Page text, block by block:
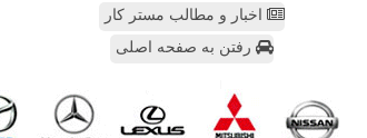
اخبار و مطالب مستر کار
رفتن به صفحه اصلی